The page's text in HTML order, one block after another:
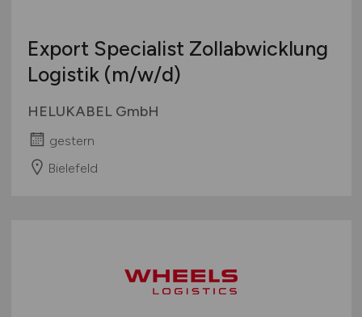
Export Specialist Zollabwicklung
Logistik (m/w/d)
HELUKABEL GmbH
gestern
Bielefeld